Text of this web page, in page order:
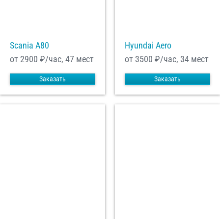
Scania A80
от 2900 ₽/час, 47 мест
Заказать
Hyundai Aero
от 3500 ₽/час, 34 мест
Заказать